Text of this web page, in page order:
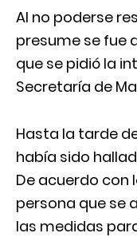
Al no poderse
presume se fue
que se pidió la
Secretaría de
Hasta la tarde
había sido
De acuerdo con
persona que se
las medidas